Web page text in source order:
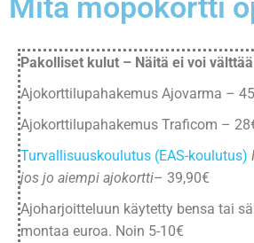
Pakolliset kulut – Näitä ei voi välttää
Ajokorttilupahakemus Ajovarma –
Ajokorttilupahakemus Traficom –
Turvallisuuskoulutus (EAS-koulutus)
jos jo aiempi ajokortti– 39,90€
Ajoharjoitteluun käytetty bensa tai
montaa euroa. Noin 5-10€